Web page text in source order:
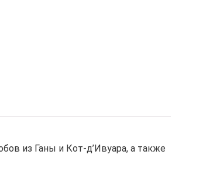
из Ганы и Кот-д’Ивуара, а также